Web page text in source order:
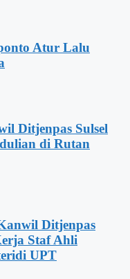
Atur Lalu
Ditjenpas Sulsel
di Rutan
Ditjenpas
Staf Ahli
UPT